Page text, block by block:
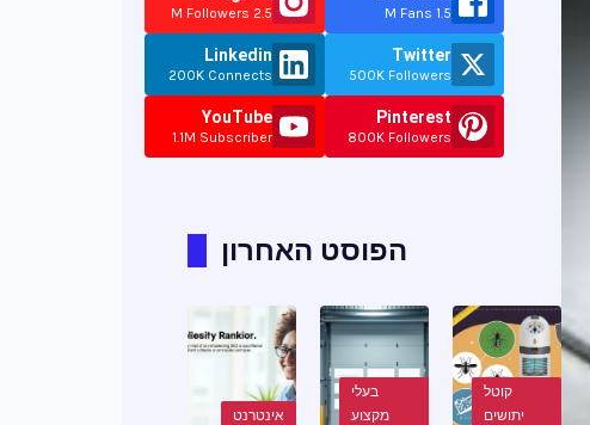
1.5 M Fans
Twitter
500K Followers
Pinterest
800K Followers
2.5 M Followers
Linkedin
200K Connects
YouTube
1.1M Subscriber
הפוסט האחרון
קוטל
יתושים
בעלי
מקצוע
אינטרנט